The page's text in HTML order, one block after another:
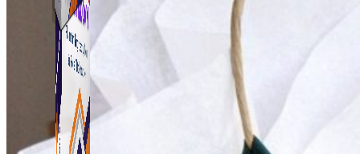
ATP Link
Tạo Bio Link nhanh chóng chỉ với vài click chuột